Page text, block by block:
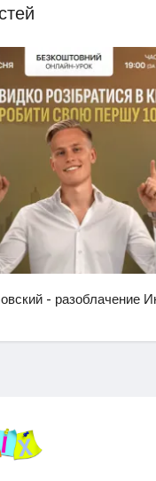
- разоблачение